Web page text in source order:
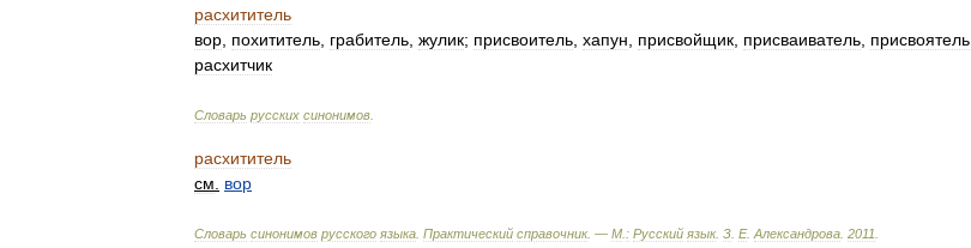
расхититель
вор похититель грабитель жулик; присвоитель хапун присвойщик присваиватель присвоятель
расхитчик
Словарь русских синонимов
расхититель
см
вор
Словарь синонимов русского языка Практический справочник. — М : Русский язык. З Е. Александрова 2011